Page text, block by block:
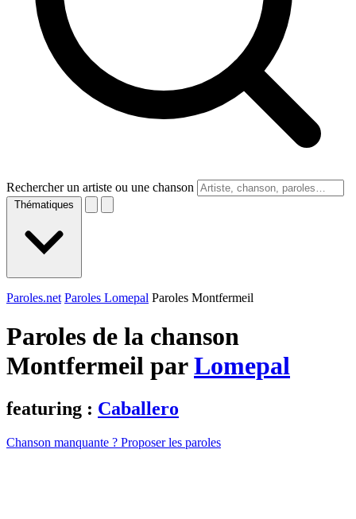
Rechercher un artiste ou une chanson
Thématiques
Paroles.net Paroles Lomepal Paroles Montfermeil
Paroles de la chanson
Montfermeil parLomepal
featuring : Caballero
Chanson manquante ? Proposer les paroles